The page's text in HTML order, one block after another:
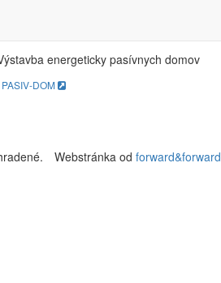
energeticky pasívnych domov
PASIV-DOM
Webstránka od forward&forward